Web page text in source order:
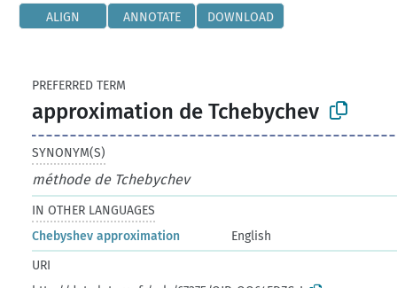
ALIGN ANNOTATE DOWNLOAD
PREFERRED TERM
approximation de Tchebychev
SYNONYM(S)
méthode de Tchebychev
IN OTHER LANGUAGES
Chebyshev approximation
English
URI